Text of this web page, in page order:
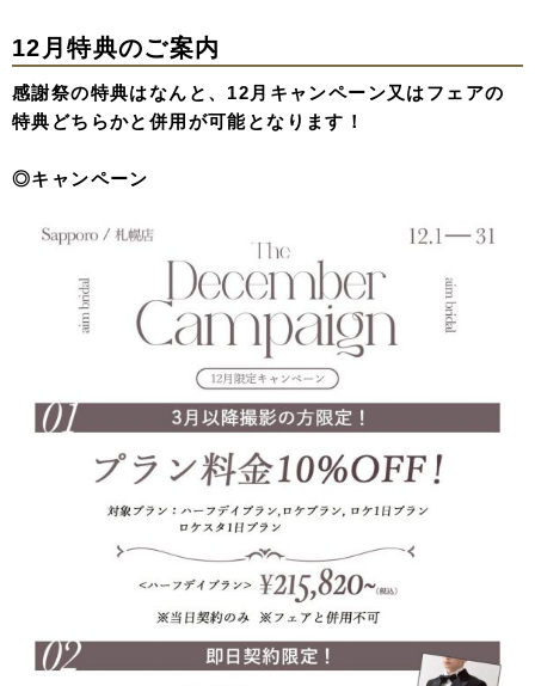
12月特典のご案内
感謝祭の特典はなんと、12月キャンペーン又はフェアの
特典どちらかと併用が可能となります！
◎キャンペーン